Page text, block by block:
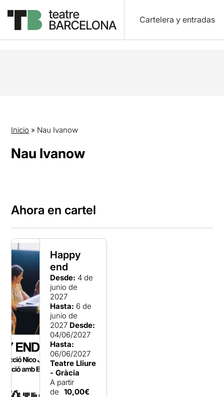
Cartelera y entradas
Inicio » Nau Ivanow
Nau Ivanow
Ahora en cartel
Happy
end
Desde: 4 de
junio de
2027
Hasta: 6 de
junio de
2027 Desde:
04/06/2027
Hasta:
06/06/2027
Teatre Lliure
- Gràcia
A partir
de 10,00€